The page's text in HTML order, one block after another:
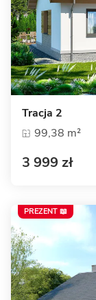
Tracja 2
99,38 m²
3 999 zł
PREZENT 📖